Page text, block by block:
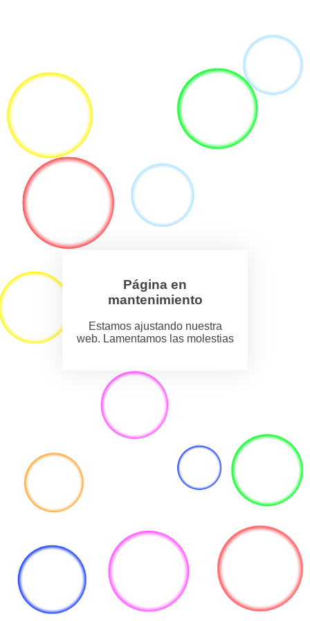
Página en
mantenimiento
Estamos ajustando nuestra
web. Lamentamos las molestias